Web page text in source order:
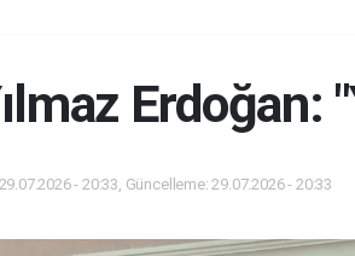
Erdoğan:
29.07.2026 - 20:33, Güncelleme: 29.07.2026 - 20:33